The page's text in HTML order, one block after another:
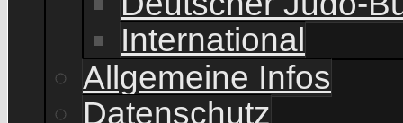
International
Allgemeine Infos
Datenschutz